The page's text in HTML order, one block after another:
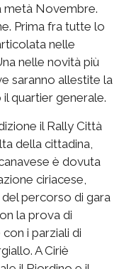
metà Novembre.
Prima fra tutte lo
nelle
nelle novità più
saranno allestite la
quartier generale.
il Rally Città
della cittadina,
è dovuta
ciriacese,
percorso di gara
la prova di
i parziali di
A Ciriè